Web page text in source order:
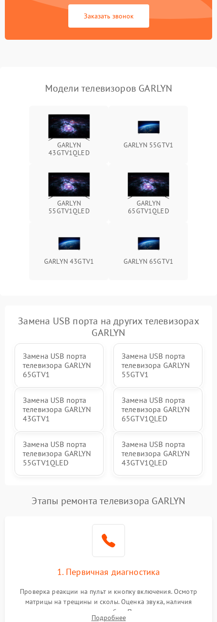
Сетевая
Заказать звонок
Модели телевизоров GARLYN
GARLYN
43GTV1QLED
GARLYN 55GTV1
GARLYN
55GTV1QLED
GARLYN
65GTV1QLED
GARLYN 43GTV1 GARLYN 65GTV1
Замена USB порта на других телевизорах
GARLYN
Замена USB порта
телевизора GARLYN
65GTV1
Замена USB порта
телевизора GARLYN
55GTV1
Замена USB порта
телевизора GARLYN
43GTV1
Замена USB порта
телевизора GARLYN
65GTV1QLED
Замена USB порта
телевизора GARLYN
55GTV1QLED
Замена USB порта
телевизора GARLYN
43GTV1QLED
Этапы ремонта телевизора GARLYN
1. Первичная диагностика
Проверка реакции на пульт и кнопку включения. Осмотр
матрицы на трещины и сколы. Оценка звука, наличия
подсветки и индикаторов ошибок. Подключение тестовых
Подробнее